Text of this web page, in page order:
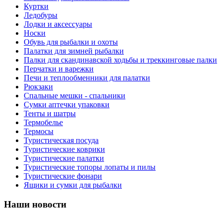
Куртки
Ледобуры
Лодки и аксессуары
Носки
Обувь для рыбалки и охоты
Палатки для зимней рыбалки
Палки для скандинавской ходьбы и треккинговые палки
Перчатки и варежки
Печи и теплообменники для палатки
Рюкзаки
Спальные мешки - спальники
Сумки аптечки упаковки
Тенты и шатры
Термобелье
Термосы
Туристическая посуда
Туристические коврики
Туристические палатки
Туристические топоры лопаты и пилы
Туристические фонари
Ящики и сумки для рыбалки
Наши новости